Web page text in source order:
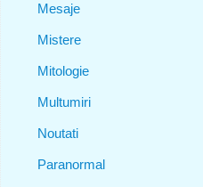
Mesaje
Mistere
Mitologie
Multumiri
Noutati
Paranormal